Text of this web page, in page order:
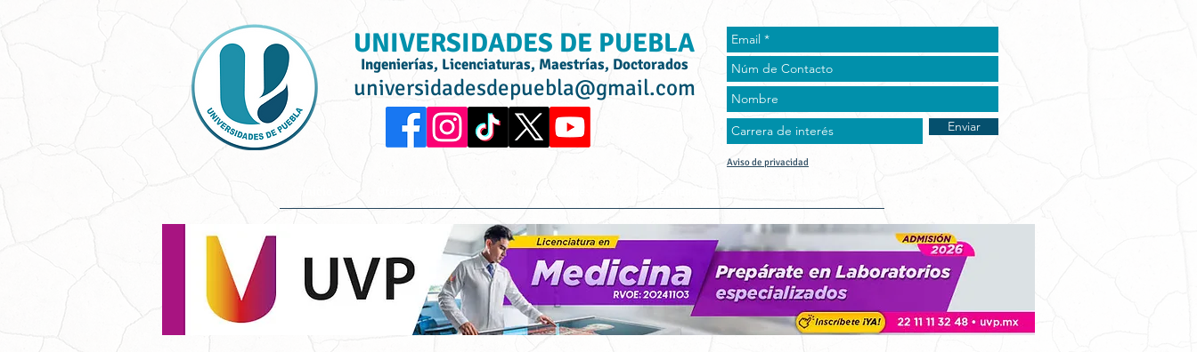
UNIVERSIDADES DE PUEBLA
Ingenierías, Licenciaturas, Maestrías, Doctorados
universidadesdepuebla@gmail.com
Enviar
Aviso de privacidad